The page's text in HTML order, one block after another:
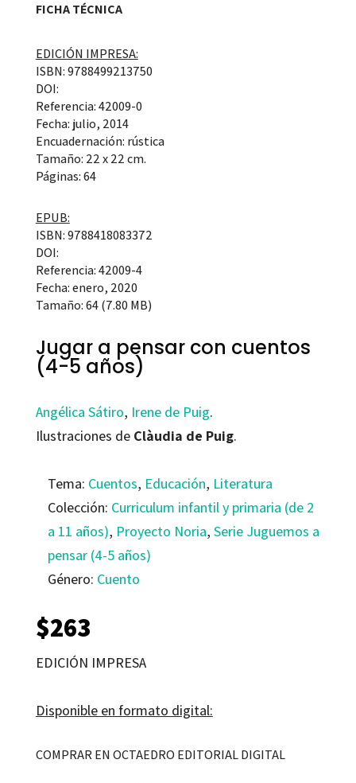
FICHA TÉCNICA
EDICIÓN IMPRESA:
ISBN: 9788499213750
DOI:
Referencia: 42009-0
Fecha: julio, 2014
Encuadernación: rústica
Tamaño: 22 x 22 cm.
Páginas: 64
EPUB:
ISBN: 9788418083372
DOI:
Referencia: 42009-4
Fecha: enero, 2020
Tamaño: 64 (7.80 MB)
Jugar a pensar con cuentos
(4-5 años)
Angélica Sátiro, Irene de Puig.
Ilustraciones de Clàudia de Puig.
Tema: Cuentos, Educación, Literatura
Colección: Curriculum infantil y primaria (de 2
a 11 años), Proyecto Noria, Serie Juguemos a
pensar (4-5 años)
Género: Cuento
$263
EDICIÓN IMPRESA
Disponible en formato digital:
COMPRAR EN OCTAEDRO EDITORIAL DIGITAL